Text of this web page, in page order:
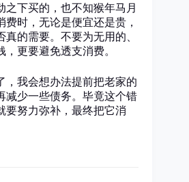
之下买的，也不知猴年马月
费时，无论是便宜还是贵，
的需要。不要为无用的、
更要避免透支消费。
，我会想办法提前把老家的
减少一些债务。毕竟这个错
要努力弥补，最终把它消